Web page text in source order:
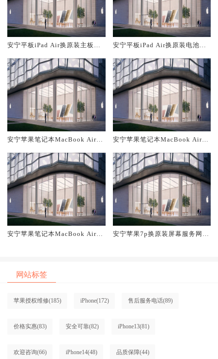
安宁平板iPad Air换原装主板维
安宁平板iPad Air换原装电池维
安宁苹果笔记本MacBook Air换
安宁苹果笔记本MacBook Air换
安宁苹果笔记本MacBook Air换
安宁苹果7p换原装屏幕服务网点
网站标签
苹果授权维修(185) iPhone(172) 售后服务电话(89)
价格实惠(83) 安全可靠(82) iPhone13(81)
欢迎咨询(66) iPhone14(48) 品质保障(44)